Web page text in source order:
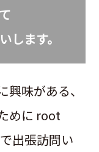
します。
味がある、
めに root
出張訪問い